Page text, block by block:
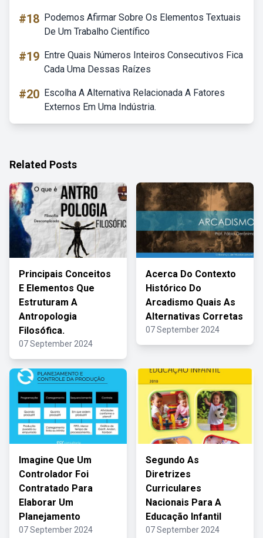
#18 Podemos Afirmar Sobre Os Elementos Textuais
De Um Trabalho Científico
#19 Entre Quais Números Inteiros Consecutivos Fica
Cada Uma Dessas Raízes
#20 Escolha A Alternativa Relacionada A Fatores
Externos Em Uma Indústria.
Related Posts
Principais Conceitos
E Elementos Que
Estruturam A
Antropologia
Filosófica.
07 September 2024
Acerca Do Contexto
Histórico Do
Arcadismo Quais As
Alternativas Corretas
07 September 2024
Imagine Que Um
Controlador Foi
Contratado Para
Elaborar Um
Planejamento
07 September 2024
Segundo As
Diretrizes
Curriculares
Nacionais Para A
Educação Infantil
07 September 2024